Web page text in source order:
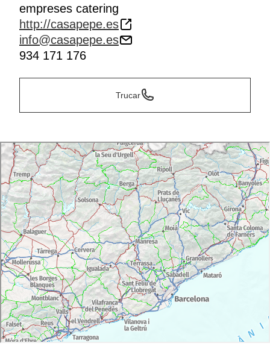
empreses catering
http://casapepe.es
info@casapepe.es
934 171 176
Trucar